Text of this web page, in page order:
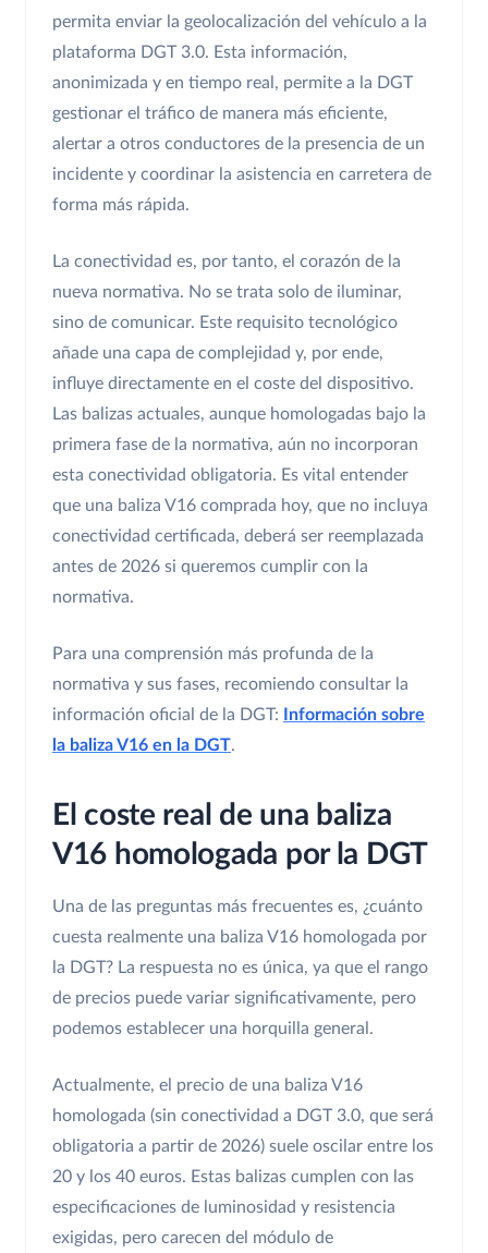
permita enviar la geolocalización del vehículo a la
plataforma DGT 3.0. Esta información,
anonimizada y en tiempo real, permite a la DGT
gestionar el tráfico de manera más eficiente,
alertar a otros conductores de la presencia de un
incidente y coordinar la asistencia en carretera de
forma más rápida.
La conectividad es, por tanto, el corazón de la
nueva normativa. No se trata solo de iluminar,
sino de comunicar. Este requisito tecnológico
añade una capa de complejidad y, por ende,
influye directamente en el coste del dispositivo.
Las balizas actuales, aunque homologadas bajo la
primera fase de la normativa, aún no incorporan
esta conectividad obligatoria. Es vital entender
que una baliza V16 comprada hoy, que no incluya
conectividad certificada, deberá ser reemplazada
antes de 2026 si queremos cumplir con la
normativa.
Para una comprensión más profunda de la
normativa y sus fases, recomiendo consultar la
información oficial de la DGT:
Información sobre
la baliza V16 en la DGT.
El coste real de una baliza
V16 homologada por la DGT
Una de las preguntas más frecuentes es, ¿cuánto
cuesta realmente una baliza V16 homologada por
la DGT? La respuesta no es única, ya que el rango
de precios puede variar significativamente, pero
podemos establecer una horquilla general.
Actualmente, el precio de una baliza V16
homologada (sin conectividad a DGT 3.0, que será
obligatoria a partir de 2026) suele oscilar entre los
20 y los 40 euros. Estas balizas cumplen con las
especificaciones de luminosidad y resistencia
exigidas, pero carecen del módulo de